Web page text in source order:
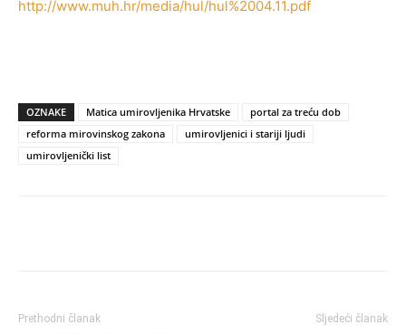
http://www.muh.hr/media/hul/hul%2004.11.pdf
OZNAKE Matica umirovljenika Hrvatske
portal za treću dob
reforma mirovinskog zakona
umirovljenici i stariji ljudi
umirovljenički list
Prethodni članak Sljedeći članak